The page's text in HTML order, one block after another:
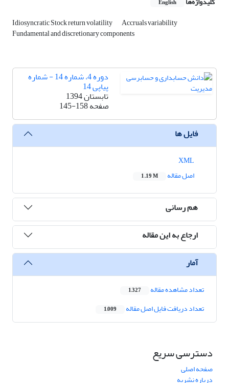
English
Idiosyncratic Stock return volatility Accruals variability
Fundamental and discretionary components
دوره 4، شماره 14 - شماره
پیاپی 14
تابستان 1394
صفحه145-158
فایل ها
اصل مقاله
1.19 M
هم رسانی
ارجاع به این مقاله
آمار
تعداد مشاهده مقاله 1,327
تعداد دریافت فایل اصل مقاله 1,009
دسترسی سریع
صفحه اصلی
درباره نشریه